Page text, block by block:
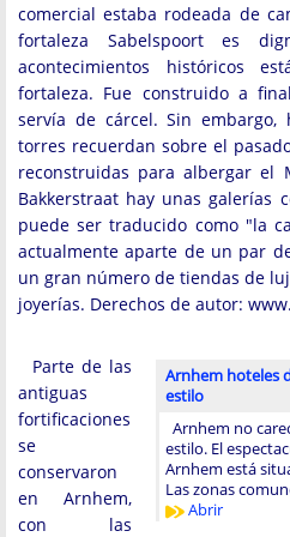
comercial estaba rodeada de
fortaleza Sabelspoort es
acontecimientos históricos
fortaleza. Fue construido a
servía de cárcel. Sin
torres recuerdan sobre el
reconstruidas para albergar el
Bakkerstraat hay unas galerías
puede ser traducido como "la
actualmente aparte de un par
un gran número de tiendas de
joyerías. Derechos de autor:
Arnhem hoteles
estilo
Arnhem no
estilo. El
Arnhem está
Las zonas
Abrir
Parte de las
antiguas
fortificaciones
se
conservaron
en Arnhem,
con las